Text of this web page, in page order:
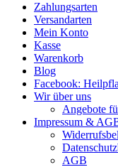
Zahlungsarten
Versandarten
Mein Konto
Kasse
Warenkorb
Blog
Facebook:
Wir über uns
Angebote
Impressum &
AGB